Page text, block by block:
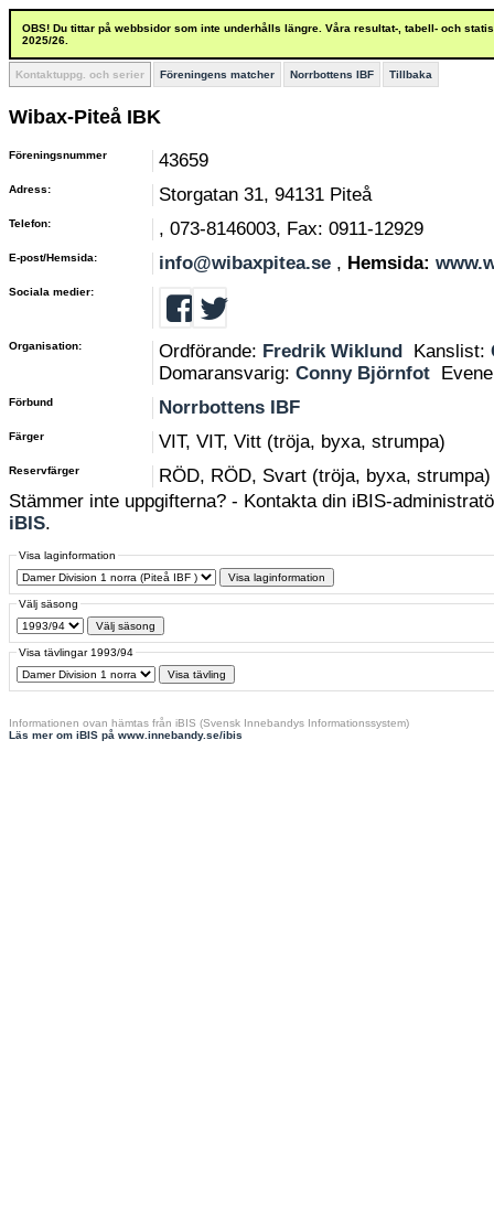
OBS! Du tittar på webbsidor som inte underhålls längre. Våra resultat-, tabell- och
2025/26.
Kontaktuppg. och serier Föreningens matcher Norrbottens IBF Tillbaka
Wibax-Piteå IBK
Föreningsnummer 43659
Adress: Storgatan 31, 94131 Piteå
Telefon: , 073-8146003, Fax: 0911-12929
E-post/Hemsida: info@wibaxpitea.se , Hemsida:
Sociala medier:
Organisation: Ordförande: Fredrik Wiklund Kanslist:
Domaransvarig: Conny Björnfot
Förbund Norrbottens IBF
Färger VIT, VIT, Vitt (tröja, byxa, strumpa)
Reservfärger
RÖD, RÖD, Svart (tröja, byxa, strumpa)
Stämmer inte uppgifterna? - Kontakta din iBIS-
iBIS.
Visa laginformation
Välj säsong
Visa tävlingar 1993/94
Informationen ovan hämtas från iBIS (Svensk Innebandys Informationssystem)
Läs mer om iBIS på www.innebandy.se/ibis